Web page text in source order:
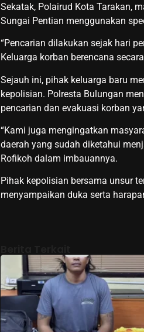
Sekatak, Polairud Kota Tarakan,
Sungai Pentian menggunakan
“Pencarian dilakukan sejak hari
Keluarga korban berencana
Sejauh ini, pihak keluarga baru
kepolisian. Polresta Bulungan
pencarian dan evakuasi korban
“Kami juga mengingatkan
daerah yang sudah diketahui
Rofikoh dalam imbauannya.
Pihak kepolisian bersama unsur
menyampaikan duka serta